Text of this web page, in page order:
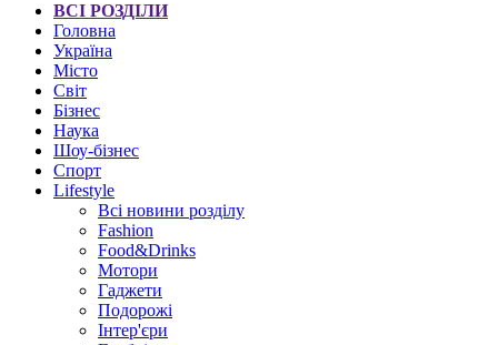
ВСІ РОЗДІЛИ
Головна
Україна
Місто
Світ
Бізнес
Наука
Шоу-бізнес
Спорт
Lifestyle
Всі новини розділу
Fashion
Food&Drinks
Мотори
Гаджети
Подорожі
Інтер'єри